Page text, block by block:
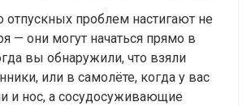
проблем настигают не
— они могут начаться прямо в
вы обнаружили, что взяли
или в самолёте, когда у вас
и нос, а сосудосуживающие